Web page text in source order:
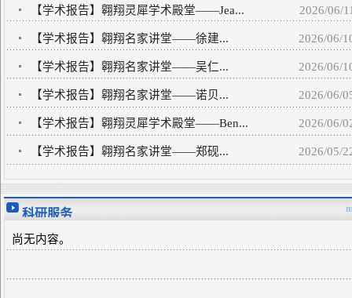
【学术报告】翱翔灵犀学术殿堂——Jea... 2026/06/
【学术报告】​翱翔名家讲堂——徐建... 2026/06/
【学术报告】​翱翔名家讲堂——吴仁... 2026/06/
【学术报告】​翱翔名家讲堂——诺贝... 2026/06/
【学术报告】翱翔灵犀学术殿堂——Ben... 2026/06/
【学术报告】​翱翔名家讲堂——郑砚... 2026/05/
科研服务
尚无内容。